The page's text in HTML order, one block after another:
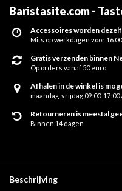
Baristasite.com -
Accessoires worden
Mits op werkdagen voor
Gratis verzenden binnen
Op orders vanaf 50 euro
Afhalen in de winkel is
maandag-vrijdag 09:00-17:00
Retourneren is meestal
Binnen 14 dagen
Beschrijving